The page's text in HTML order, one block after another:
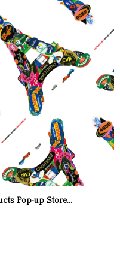
Pop-up Store...